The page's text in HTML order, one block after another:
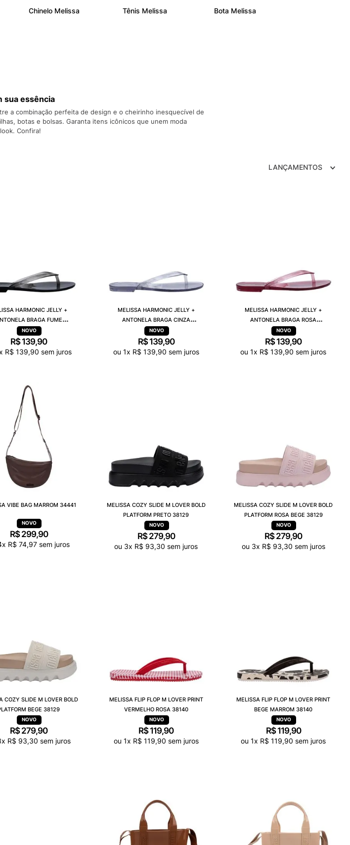
Chinelo Melissa Tênis Melissa Bota Melissa
sua essência
a combinação perfeita de design e o cheirinho inesquecível de
botas e bolsas. Garanta itens icônicos que unem moda
Confira!
LANÇAMENTOS
HARMONIC JELLY +
BRAGA FUME
TRANSPARENTE 38263
R$139,90
R$ 139,90 sem juros
MELISSA HARMONIC JELLY +
ANTONELA BRAGA CINZA
TRANSPARENTE 38263
R$ 139,90
ou 1x R$ 139,90 sem juros
MELISSA HARMONIC JELLY +
ANTONELA BRAGA ROSA
TRANSPARENTE 38263
R$139,90
ou1x R$ 139,90 sem juros
VIBE BAG MARROM 34441
R$ 299,90
x R$ 74,97 sem juros
MELISSA COZY SLIDE M LOVER BOLD
PLATFORM PRETO 38129
R$ 279,90
ou 3x R$ 93,30 sem juros
MELISSA COZY SLIDE M LOVER BOLD
PLATFORM ROSA BEGE 38129
R$279,90
ou 3x R$ 93,30 sem juros
COZY SLIDE M LOVER BOLD
BEGE 38129
R$279,90
x R$ 93,30 sem juros
MELISSA FLIP FLOP M LOVER PRINT
VERMELHO ROSA 38140
R$119,90
ou 1x R$ 119,90 sem juros
MELISSA FLIP FLOP M LOVER PRINT
BEGE MARROM 38140
R$ 119,90
ou1x R$ 119,90 sem juros